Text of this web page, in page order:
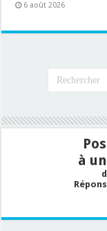
6 août 2026
à